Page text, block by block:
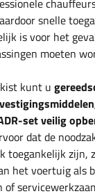
snelle
is voor het
moeten
kunt u
set veilig
dat de
toegankelijk zijn,
het voertuig als